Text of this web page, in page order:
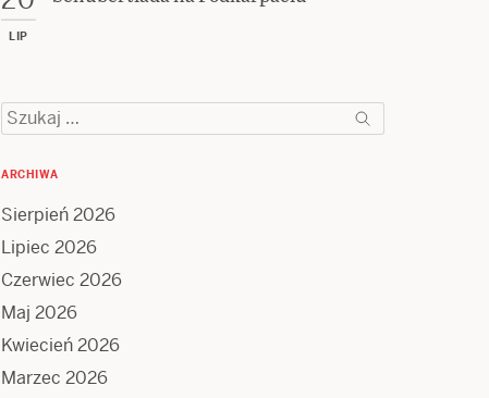
LIP
Szukaj:
ARCHIWA
Sierpień 2026
Lipiec 2026
Czerwiec 2026
Maj 2026
Kwiecień 2026
Marzec 2026